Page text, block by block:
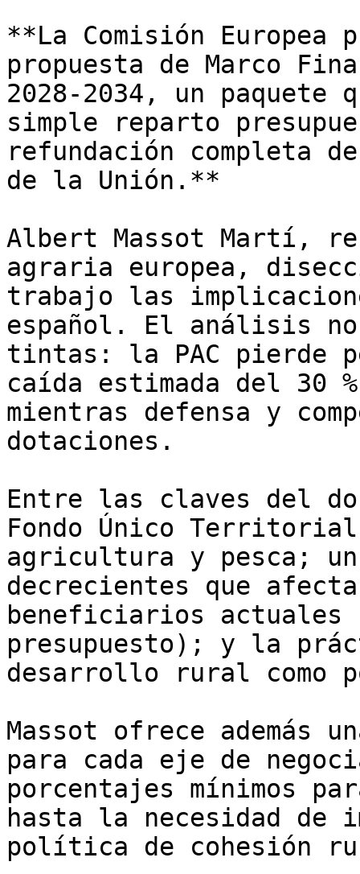
**La Comisión
propuesta de Marco
2028-2034, un paquete
simple reparto
refundación completa
de la Unión.**
Albert Massot Martí,
agraria europea,
trabajo las
español. El análisis
tintas: la PAC pierde
caída estimada del 30
mientras defensa y
dotaciones.
Entre las claves del
Fondo Único
agricultura y pesca; un
decrecientes que
beneficiarios actuales
presupuesto); y la
desarrollo rural como
Massot ofrece además
para cada eje de
porcentajes mínimos
hasta la necesidad de
política de cohesión